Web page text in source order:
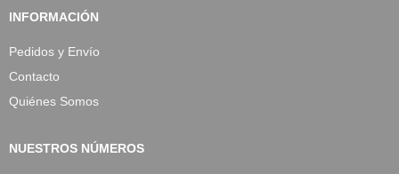
INFORMACIÓN
Pedidos y Envío
Contacto
Quiénes Somos
NUESTROS NÚMEROS